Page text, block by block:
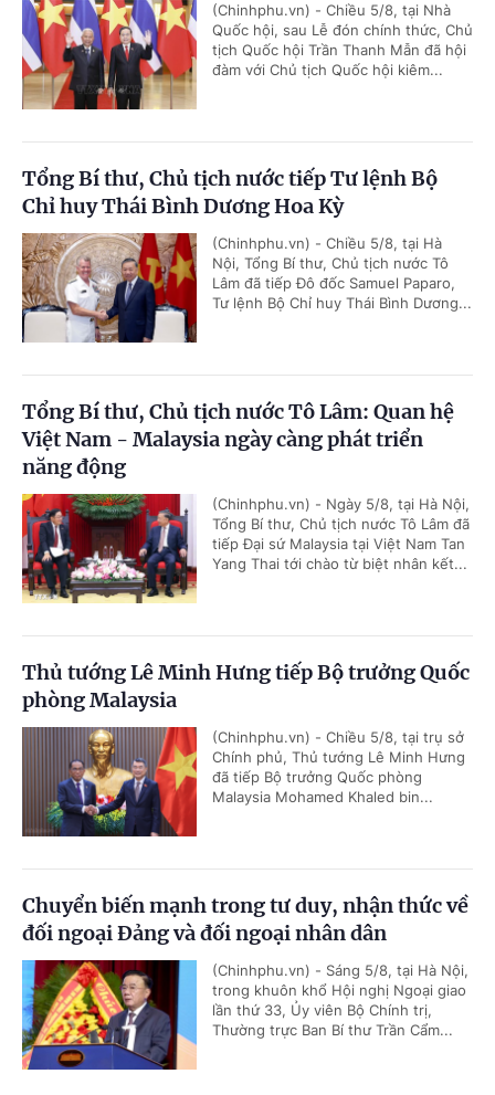
(Chinhphu.vn) - Chiều 5/8, tại Nhà
Quốc hội, sau Lễ đón chính thức, Chủ
tịch Quốc hội Trần Thanh Mẫn đã hội
đàm với Chủ tịch Quốc hội kiêm...
Tổng Bí thư, Chủ tịch nước tiếp Tư lệnh Bộ
Chỉ huy Thái Bình Dương Hoa Kỳ
(Chinhphu.vn) - Chiều 5/8, tại Hà
Nội, Tổng Bí thư, Chủ tịch nước Tô
Lâm đã tiếp Đô đốc Samuel Paparo,
Tư lệnh Bộ Chỉ huy Thái Bình Dương...
Tổng Bí thư, Chủ tịch nước Tô Lâm: Quan hệ
Việt Nam - Malaysia ngày càng phát triển
năng động
(Chinhphu.vn) - Ngày 5/8, tại Hà Nội,
Tổng Bí thư, Chủ tịch nước Tô Lâm đã
tiếp Đại sứ Malaysia tại Việt Nam Tan
Yang Thai tới chào từ biệt nhân kết...
Thủ tướng Lê Minh Hưng tiếp Bộ trưởng Quốc
phòng Malaysia
(Chinhphu.vn) - Chiều 5/8, tại trụ sở
Chính phủ, Thủ tướng Lê Minh Hưng
đã tiếp Bộ trưởng Quốc phòng
Malaysia Mohamed Khaled bin...
Chuyển biến mạnh trong tư duy, nhận thức về
đối ngoại Đảng và đối ngoại nhân dân
(Chinhphu.vn) - Sáng 5/8, tại Hà Nội,
trong khuôn khổ Hội nghị Ngoại giao
lần thứ 33, Ủy viên Bộ Chính trị,
Thường trực Ban Bí thư Trần Cẩm...